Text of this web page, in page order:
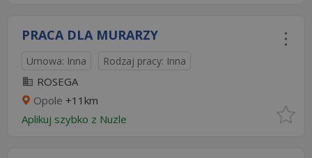
PRACA DLA MURARZY
Umowa: Inna Rodzaj pracy: Inna
ROSEGA
Opole +11km
Aplikuj szybko z Nuzle